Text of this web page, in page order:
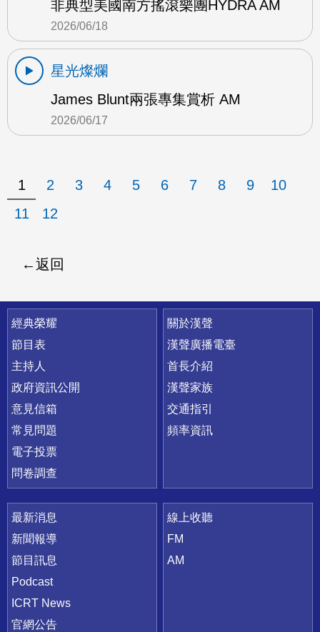
非典型美國南方搖滾樂團HYDRA AM
2026/06/18
星光燦爛
James Blunt兩張專集賞析 AM
2026/06/17
1 2 3 4 5 6 7 8 9
10
11
12
返回
快速連結
經典榮耀
節目表
主持人
政府資訊公開
意見信箱
常見問題
電子投票
問卷調查
關於漢聲
漢聲廣播電臺
首長介紹
漢聲家族
交通指引
頻率資訊
最新消息
新聞報導
節目訊息
Podcast
ICRT News
官網公告
線上收聽
FM
AM